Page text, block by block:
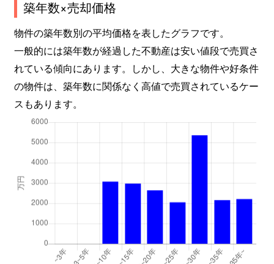
築年数×売却価格
物件の築年数別の平均価格を表したグラフです。
一般的には築年数が経過した不動産は安い値段で売買さ
れている傾向にあります。しかし、大きな物件や好条件
の物件は、築年数に関係なく高値で売買されているケー
スもあります。